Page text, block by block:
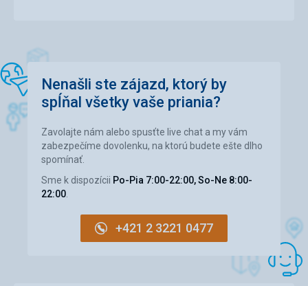
Nenašli ste zájazd, ktorý by
spĺňal všetky vaše priania?
Zavolajte nám alebo spusťte live chat a my vám
zabezpečíme dovolenku, na ktorú budete ešte dlho
spomínať.
Sme k dispozícii Po-Pia 7:00-22:00, So-Ne 8:00-
22:00
+421 2 3221 0477